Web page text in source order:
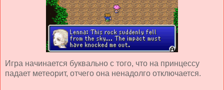
Игра начинается буквально с того, что на принцессу
падает метеорит, отчего она ненадолго отключается.